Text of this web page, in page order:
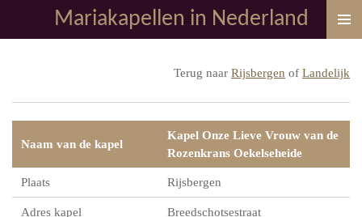
direct
Mariakapellen in Nederland
Terug naar Rijsbergen of Landelijk
Naam van de kapel
Kapel Onze Lieve Vrouw van de
Rozenkrans Oekelseheide
Plaats Rijsbergen
Adres kapel Breedschotsestraat